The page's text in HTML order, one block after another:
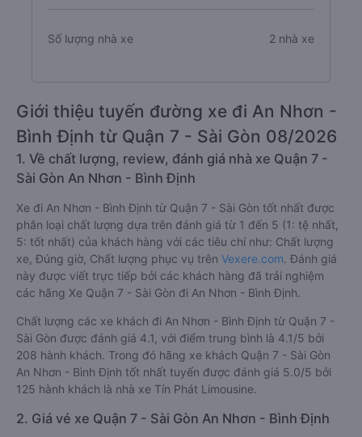
Số lượng nhà xe 2 nhà xe
Giới thiệu tuyến đường xe đi An Nhơn -
Bình Định từ Quận 7 - Sài Gòn 08/2026
1. Về chất lượng, review, đánh giá nhà xe Quận 7 -
Sài Gòn An Nhơn - Bình Định
Xe đi An Nhơn - Bình Định từ Quận 7 - Sài Gòn tốt nhất được
phân loại chất lượng dựa trên đánh giá từ 1 đến 5 (1: tệ nhất,
5: tốt nhất) của khách hàng với các tiêu chí như: Chất lượng
xe, Đúng giờ, Chất lượng phục vụ trên Vexere.com. Đánh giá
này được viết trực tiếp bởi các khách hàng đã trải nghiệm
các hãng Xe Quận 7 - Sài Gòn đi An Nhơn - Bình Định.
Chất lượng các xe khách đi An Nhơn - Bình Định từ Quận 7 -
Sài Gòn được đánh giá 4.1, với điểm trung bình là 4.1/5 bởi
208 hành khách. Trong đó hãng xe khách Quận 7 - Sài Gòn
An Nhơn - Bình Định tốt nhất tuyến được đánh giá 5.0/5 bởi
125 hành khách là nhà xe Tín Phát Limousine.
2. Giá vé xe Quận 7 - Sài Gòn An Nhơn - Bình Định